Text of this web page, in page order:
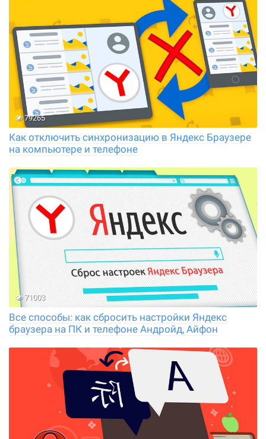
79265
Как отключить синхронизацию в Яндекс Браузере
на компьютере и телефоне
71003
Все способы: как сбросить настройки Яндекс
браузера на ПК и телефоне Андройд, Айфон